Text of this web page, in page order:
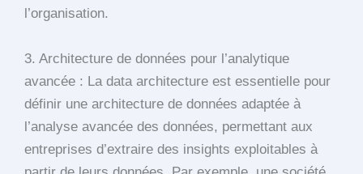
l’organisation.
3. Architecture de données pour l’analytique
avancée : La data architecture est essentielle pour
définir une architecture de données adaptée à
l’analyse avancée des données, permettant aux
entreprises d’extraire des insights exploitables à